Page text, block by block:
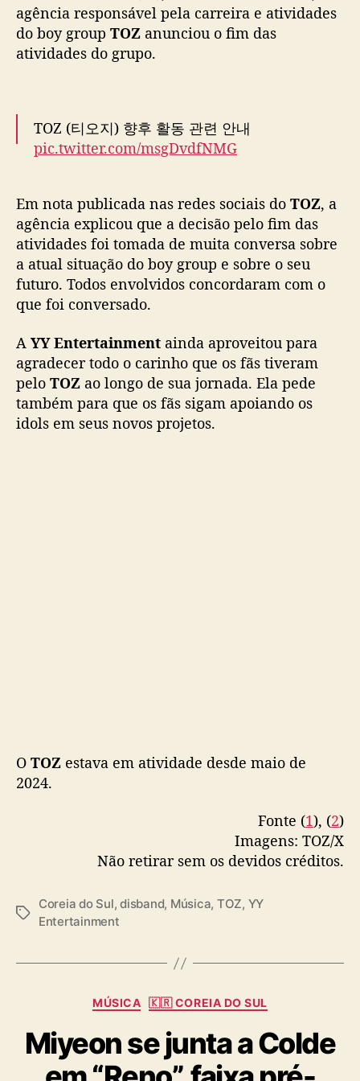
n
d
agência responsável pela carreira e atividades
do boy group TOZ anunciou o fim das
atividades do grupo.
TOZ (티오지) 향후 활동 관련 안내
pic.twitter.com/msgDvdfNMG
Em nota publicada nas redes sociais do TOZ, a
agência explicou que a decisão pelo fim das
atividades foi tomada de muita conversa sobre
a atual situação do boy group e sobre o seu
futuro. Todos envolvidos concordaram com o
que foi conversado.
A YY Entertainment ainda aproveitou para
agradecer todo o carinho que os fãs tiveram
pelo TOZ ao longo de sua jornada. Ela pede
também para que os fãs sigam apoiando os
idols em seus novos projetos.
O TOZ estava em atividade desde maio de
2024.
Fonte (1), (2)
Imagens: TOZ/X
Não retirar sem os devidos créditos.
T
s
Coreia do Sul,disband, Música, TOZ, YY
Entertainment
C
t
e
g
MÚSICA 🇰🇷 COREIA DO SUL
Miyeon se junta a Colde